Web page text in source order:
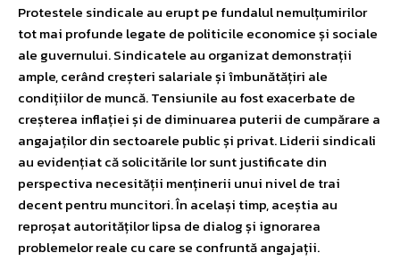
Protestele sindicale au erupt pe fundalul nemulțumirilor
tot mai profunde legate de politicile economice și sociale
ale guvernului. Sindicatele au organizat demonstrații
ample, cerând creșteri salariale și îmbunătățiri ale
condițiilor de muncă. Tensiunile au fost exacerbate de
creșterea inflației și de diminuarea puterii de cumpărare a
angajaților din sectoarele public și privat. Liderii sindicali
au evidențiat că solicitările lor sunt justificate din
perspectiva necesității menținerii unui nivel de trai
decent pentru muncitori. În același timp, aceștia au
reproșat autorităților lipsa de dialog și ignorarea
problemelor reale cu care se confruntă angajații.